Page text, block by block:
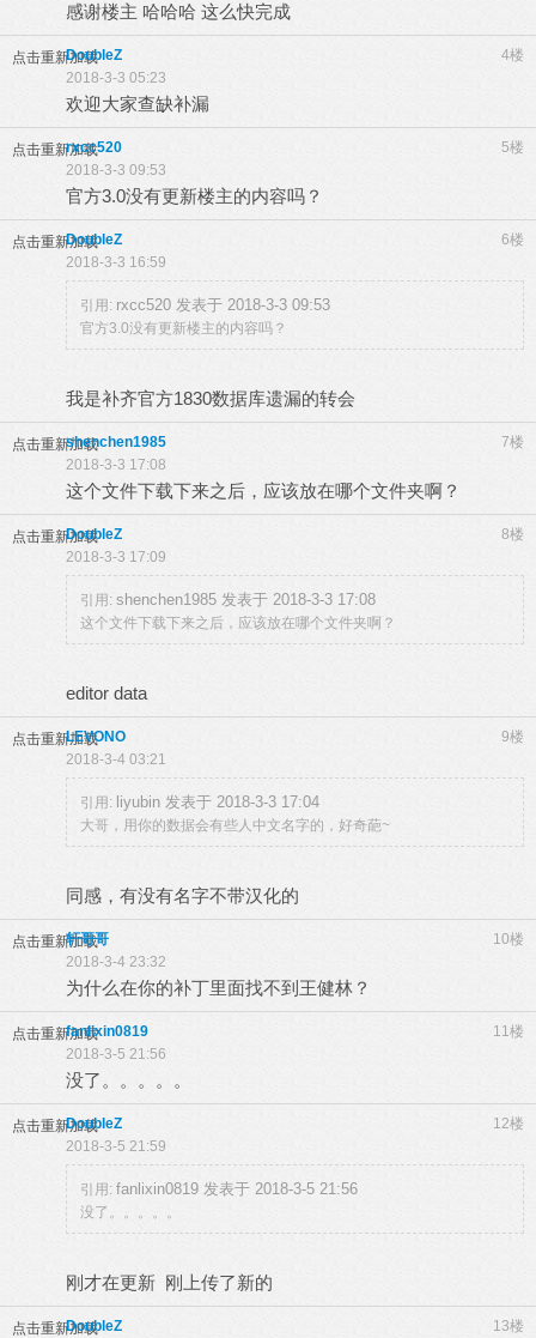
感谢楼主 哈哈哈 这么快完成
点击重新加载 4楼
DoubleZ
2018-3-3 05:23
欢迎大家查缺补漏
点击重新加载 5楼
rxcc520
2018-3-3 09:53
官方3.0没有更新楼主的内容吗？
点击重新加载 6楼
DoubleZ
2018-3-3 16:59
引用: rxcc520 发表于 2018-3-3 09:53
官方3.0没有更新楼主的内容吗？
我是补齐官方1830数据库遗漏的转会
点击重新加载 7楼
shenchen1985
2018-3-3 17:08
这个文件下载下来之后，应该放在哪个文件夹啊？
点击重新加载 8楼
DoubleZ
2018-3-3 17:09
引用: shenchen1985 发表于 2018-3-3 17:08
这个文件下载下来之后，应该放在哪个文件夹啊？
editor data
点击重新加载 9楼
LEVONO
2018-3-4 03:21
引用: liyubin 发表于 2018-3-3 17:04
大哥，用你的数据会有些人中文名字的，好奇葩~
同感，有没有名字不带汉化的
点击重新加载 10楼
轩哥哥
2018-3-4 23:32
为什么在你的补丁里面找不到王健林？
点击重新加载 11楼
fanlixin0819
2018-3-5 21:56
没了。。。。。
点击重新加载 12楼
DoubleZ
2018-3-5 21:59
引用: fanlixin0819 发表于 2018-3-5 21:56
没了。。。。。
刚才在更新 刚上传了新的
点击重新加载 13楼
DoubleZ